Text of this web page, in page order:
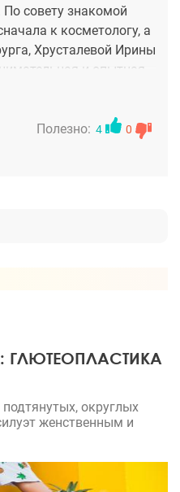
совету знакомой
к косметологу, а
Хрусталевой Ирины
и опытная,
Ирина
Я восхищена знаниями
Полезно: 4 0
ГЛЮТЕОПЛАСТИКА
округлых
женственным и